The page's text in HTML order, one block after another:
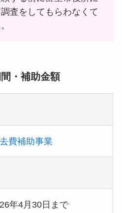
査をしてもらわなくて
・補助金額
費補助事業
年4月30日まで